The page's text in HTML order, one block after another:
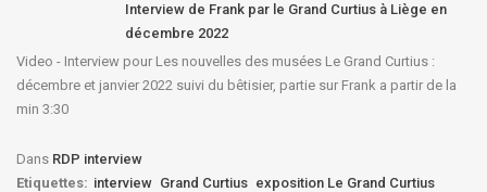
Interview de Frank par le Grand Curtius à Liège en
décembre 2022
Video - Interview pour Les nouvelles des musées Le Grand Curtius :
décembre et janvier 2022 suivi du bêtisier, partie sur Frank a partir de la
min 3:30
Dans RDP interview
Etiquettes: interview Grand Curtius exposition Le Grand Curtius